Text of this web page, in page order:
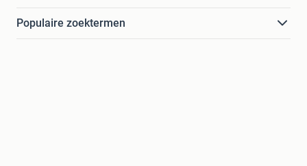
Populaire zoektermen